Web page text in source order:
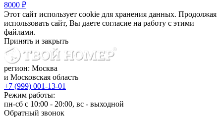
8000 ₽
Этот сайт использует cookie для хранения данных. Продолжая
использовать сайт, Вы даете согласие на работу с этими
файлами.
Принять и закрыть
регион: Москва
и Московская область
+7 (999) 001-13-01
Режим работы:
пн-сб с 10:00 - 20:00, вс - выходной
Обратный звонок